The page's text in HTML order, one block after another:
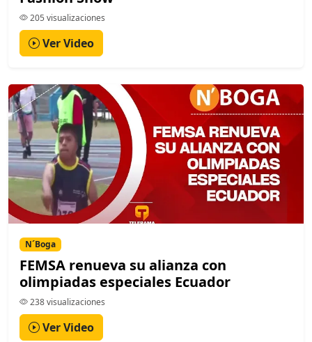
205 visualizaciones
Ver Video
N´Boga
FEMSA renueva su alianza con
olimpiadas especiales Ecuador
238 visualizaciones
Ver Video